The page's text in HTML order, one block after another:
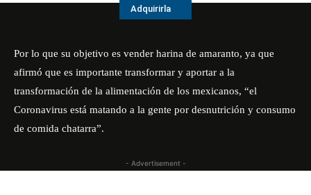
Adquirirla
Por lo que su objetivo es vender harina de amaranto, ya que
afirmó que es importante transformar y aportar a la
transformación de la alimentación de los mexicanos, “el
Coronavirus está matando a la gente por desnutrición y consumo
de comida chatarra”.
- Advertisement -